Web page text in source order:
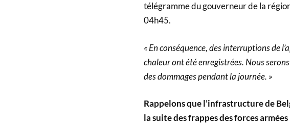
télégramme du gouverneur de la
04h45.
« En conséquence, des interruptions de
chaleur ont été enregistrées. Nous
des dommages pendant la journée. »
Rappelons que l’infrastructure de
la suite des frappes des forces